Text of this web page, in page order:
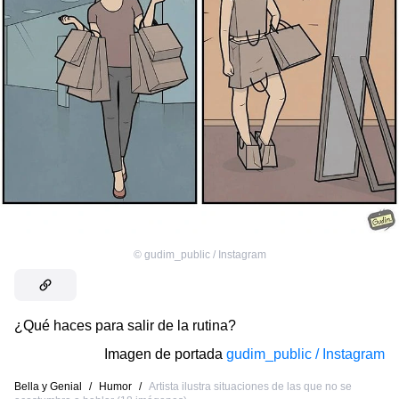
© gudim_public / Instagram
¿Qué haces para salir de la rutina?
Imagen de portada gudim_public / Instagram
Bella y Genial / Humor / Artista ilustra situaciones de las que no se